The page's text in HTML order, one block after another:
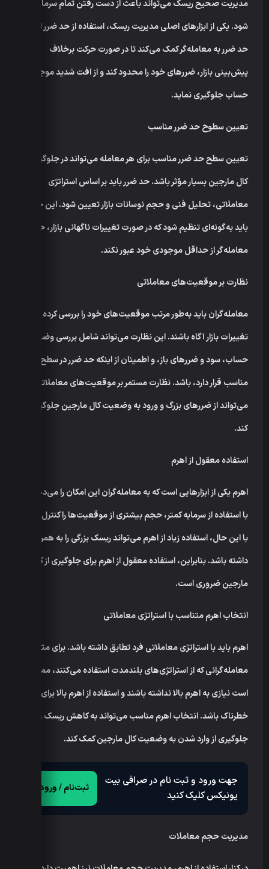
مدیریت صحیح ریسک می‌تواند باعث از دست رفتن تمام سرمایه
شود. یکی از ابزارهای اصلی مدیریت ریسک، استفاده از حد ضرر است.
حد ضرر به معامله‌گر کمک می‌کند تا در صورت حرکت برخلاف
پیش‌بینی بازار، ضررهای خود را محدود کند و از افت شدید موجودی
حساب جلوگیری نماید.
تعیین سطوح حد ضرر مناسب
تعیین سطح حد ضرر مناسب برای هر معامله می‌تواند در جلوگیری از
کال مارجین بسیار مؤثر باشد. حد ضرر باید بر اساس استراتژی
معاملاتی، تحلیل فنی و حجم نوسانات بازار تعیین شود. این حد
باید به‌گونه‌ای تنظیم شود که در صورت تغییرات ناگهانی بازار، حساب
معامله‌گر از حداقل موجودی خود عبور نکند.
نظارت بر موقعیت‌های معاملاتی
معامله‌گران باید به‌طور مرتب موقعیت‌های خود را بررسی کرده و از
تغییرات بازار آگاه باشند. این نظارت می‌تواند شامل بررسی وضعیت
حساب، سود و ضررهای باز، و اطمینان از اینکه حد ضرر در سطح
مناسب قرار دارد، باشد. نظارت مستمر بر موقعیت‌های معاملاتی
می‌تواند از ضررهای بزرگ و ورود به وضعیت کال مارجین جلوگیری
کند.
استفاده معقول از اهرم
اهرم یکی از ابزارهایی است که به معامله‌گران این امکان را می‌دهد تا
با استفاده از سرمایه کمتر، حجم بیشتری از موقعیت‌ها را کنترل کنند.
با این حال، استفاده زیاد از اهرم می‌تواند ریسک بزرگی را به همراه
داشته باشد. بنابراین، استفاده معقول از اهرم برای جلوگیری از کال
مارجین ضروری است.
انتخاب اهرم متناسب با استراتژی معاملاتی
اهرم باید با استراتژی معاملاتی فرد تطابق داشته باشد. برای مثال،
معامله‌گرانی که از استراتژی‌های بلندمدت استفاده می‌کنند، ممکن
است نیازی به اهرم بالا نداشته باشند و استفاده از اهرم بالا برای آن‌ها
خطرناک باشد. انتخاب اهرم مناسب می‌تواند به کاهش ریسک و
جلوگیری از وارد شدن به وضعیت کال مارجین کمک کند.
جهت ورود و ثبت نام در صرافی بیت
یونیکس کلیک کنید
ثبت‌نام / ورود
مدیریت حجم معاملات